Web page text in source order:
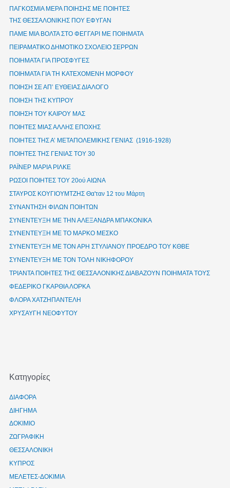
ΠΑΓΚΟΣΜΙΑ ΜΕΡΑ ΠΟΙΗΣΗΣ ΜΕ ΠΟΙΗΤΕΣ
ΤΗΣ ΘΕΣΣΑΛΟΝΙΚΗΣ ΠΟΥ ΕΦΥΓΑΝ
ΠΑΜΕ ΜΙΑ ΒΟΛΤΑ ΣΤΟ ΦΕΓΓΑΡΙ ΜΕ ΠΟΙΗΜΑΤΑ
ΠΕΙΡΑΜΑΤΙΚΟ ΔΗΜΟΤΙΚΟ ΣΧΟΛΕΙΟ ΣΕΡΡΩΝ
ΠΟΙΗΜΑΤΑ ΓΙΑ ΠΡΟΣΦΥΓΕΣ
ΠΟΙΗΜΑΤΑ ΓΙΑ ΤΗ ΚΑΤΕΧΟΜΕΝΗ ΜΟΡΦΟΥ
ΠΟΙΗΣΗ ΣΕ ΑΠ’ ΕΥΘΕΙΑΣ ΔΙΑΛΟΓΟ
ΠΟΙΗΣΗ ΤΗΣ ΚΥΠΡΟΥ
ΠΟΙΗΣΗ ΤΟΥ ΚΑΙΡΟΥ ΜΑΣ
ΠΟΙΗΤΕΣ ΜΙΑΣ ΑΛΛΗΣ ΕΠΟΧΗΣ
ΠΟΙΗΤΕΣ ΤΗΣ Α’ ΜΕΤΑΠΟΛΕΜΙΚΗΣ ΓΕΝΙΑΣ (1916-1928)
ΠΟΙΗΤΕΣ ΤΗΣ ΓΕΝΙΑΣ ΤΟΥ 30
ΡΑΪΝΕΡ ΜΑΡΙΑ ΡΙΛΚΕ
ΡΩΣΟΙ ΠΟΙΗΤΕΣ ΤΟΥ 20ού ΑΙΩΝΑ
ΣΤΑΥΡΟΣ ΚΟΥΓΙΟΥΜΤΖΗΣ Θα'ταν 12 του Μάρτη
ΣΥΝΑΝΤΗΣΗ ΦΙΛΩΝ ΠΟΙΗΤΩΝ
ΣΥΝΕΝΤΕΥΞΗ ΜΕ ΤΗΝ ΑΛΕΞΑΝΔΡΑ ΜΠΑΚΟΝΙΚΑ
ΣΥΝΕΝΤΕΥΞΗ ΜΕ ΤΟ ΜΑΡΚΟ ΜΕΣΚΟ
ΣΥΝΕΝΤΕΥΞΗ ΜΕ ΤΟΝ ΑΡΗ ΣΤΥΛΙΑΝΟΥ ΠΡΟΕΔΡΟ ΤΟΥ ΚΘΒΕ
ΣΥΝΕΝΤΕΥΞΗ ΜΕ ΤΟΝ ΤΟΛΗ ΝΙΚΗΦΟΡΟΥ
ΤΡΙΑΝΤΑ ΠΟΙΗΤΕΣ ΤΗΣ ΘΕΣΣΑΛΟΝΙΚΗΣ ΔΙΑΒΑΖΟΥΝ ΠΟΙΗΜΑΤΑ ΤΟΥΣ
ΦΕΔΕΡΙΚΟ ΓΚΑΡΘΙΑ ΛΟΡΚΑ
ΦΛΟΡΑ ΧΑΤΖΗΠΑΝΤΕΛΗ
ΧΡΥΣΑΥΓΗ ΝΕΟΦΥΤΟΥ
Kατηγορίες
ΔΙΑΦΟΡΑ
ΔΙΗΓΗΜΑ
ΔΟΚΙΜΙΟ
ΖΩΓΡΑΦΙΚΗ
ΘΕΣΣΑΛΟΝΙΚΗ
ΚΥΠΡΟΣ
ΜΕΛΕΤΕΣ-ΔΟΚΙΜΙΑ